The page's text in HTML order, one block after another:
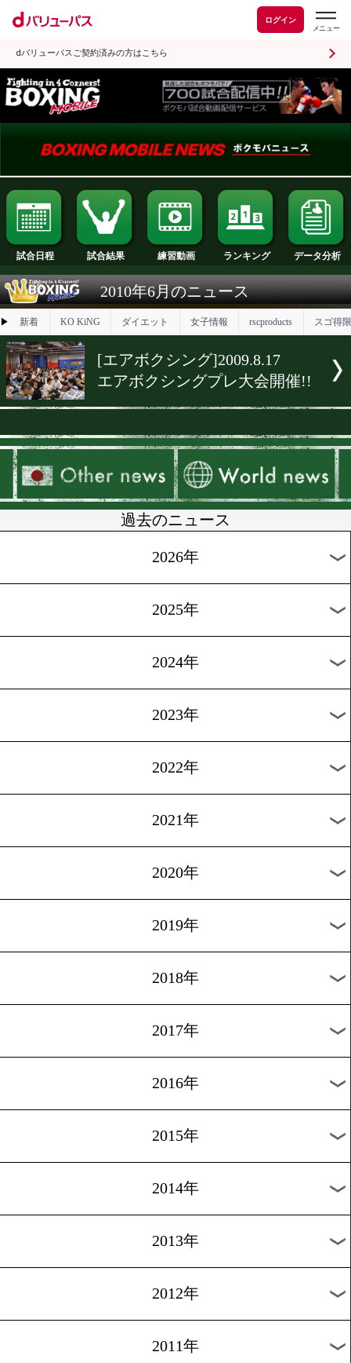
ログイン
dバリューパスご契約済みの方はこちら
試合日程 試合結果 練習動画 ランキング
2010年6月のニュース
▶ 新着 KO KiNG ダイエット 女子情報
[エアボクシング]2009.8.17
エアボクシングプレ大会
2026年
2024年
2023年
2022年
2021年
2019年
2018年
2017年
2016年